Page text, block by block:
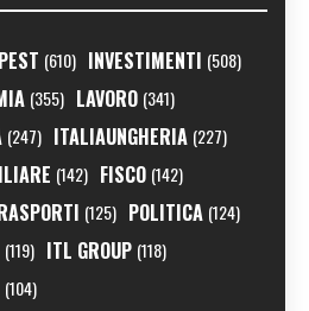
(610) INVESTIMENTI (508)
(355) LAVORO (341)
(247) ITALIAUNGHERIA (227)
(142) FISCO (142)
(125) POLITICA (124)
(119) ITL GROUP (118)
(104)